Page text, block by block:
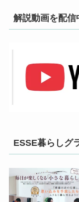
解説動画を配信
ESSE暮らしグ